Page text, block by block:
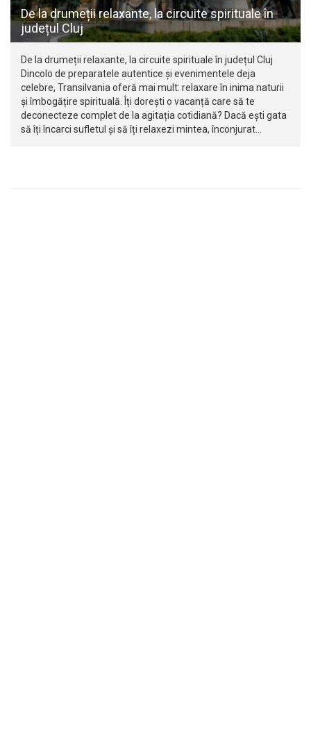
De la drumeții relaxante, la circuite spirituale în
județul Cluj
De la drumeții relaxante, la circuite spirituale în județul Cluj
Dincolo de preparatele autentice și evenimentele deja
celebre, Transilvania oferă mai mult: relaxare în inima naturii
și îmbogățire spirituală. Îți dorești o vacanță care să te
deconecteze complet de la agitația cotidiană? Dacă ești gata
să îți încarci sufletul și să îți relaxezi mintea, înconjurat…